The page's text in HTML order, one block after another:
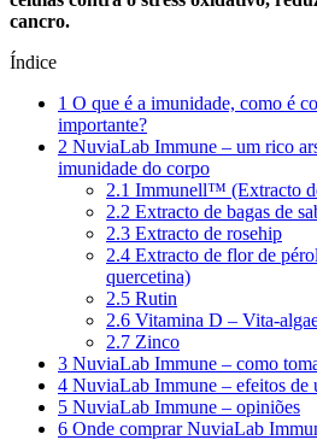
cancro.
Índice
1 O que é a imunidade, como é
importante?
2 NuviaLab Immune – um rico
imunidade do corpo
2.1 Immunell™ (Extracto
2.2 Extracto de bagas de
2.3 Extracto de rosehip
2.4 Extracto de flor de
quercetina)
2.5 Rutin
2.6 Vitamina D – Vita-
2.7 Zinco
3 NuviaLab Immune – como
4 NuviaLab Immune – efeitos de
5 NuviaLab Immune – opiniões
6 Onde comprar NuviaLab